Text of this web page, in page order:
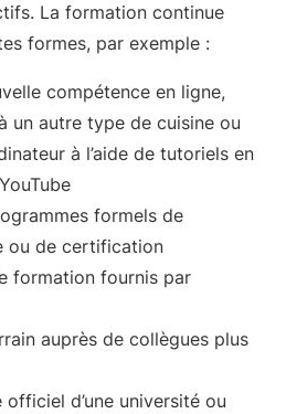
La formation continue
formes, par exemple :
compétence en ligne,
un autre type de cuisine ou
à l’aide de tutoriels en
formels de
ou de certification
formation fournis par
auprès de collègues plus
d’une université ou